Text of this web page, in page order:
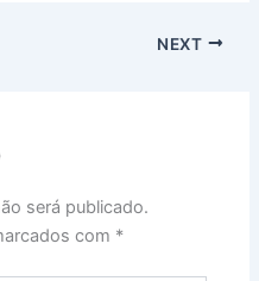
NEXT
será publicado.
com *